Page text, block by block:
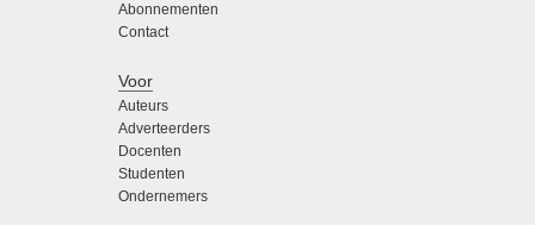
Abonnementen
Contact
Voor
Auteurs
Adverteerders
Docenten
Studenten
Ondernemers